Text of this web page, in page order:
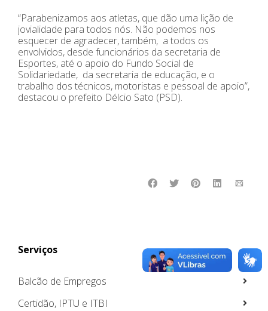
“Parabenizamos aos atletas, que dão uma lição de
jovialidade para todos nós. Não podemos nos
esquecer de agradecer, também, a todos os
envolvidos, desde funcionários da secretaria de
Esportes, até o apoio do Fundo Social de
Solidariedade, da secretaria de educação, e o
trabalho dos técnicos, motoristas e pessoal de apoio”,
destacou o prefeito Délcio Sato (PSD).
Serviços
Balcão de Empregos
Certidão, IPTU e ITBI